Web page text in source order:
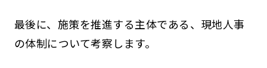
最後に、施策を推進する主体である、現地人事
の体制について考察します。